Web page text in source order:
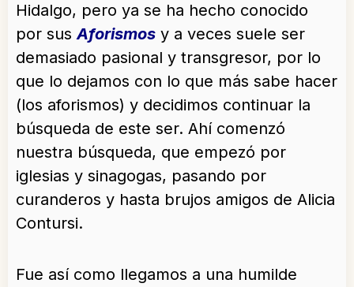
Hidalgo, pero ya se ha hecho conocido
por susAforismos y a veces suele ser
demasiado pasional y transgresor, por lo
que lo dejamos con lo que más sabe hacer
(los aforismos) y decidimos continuar la
búsqueda de este ser. Ahí comenzó
nuestra búsqueda, que empezó por
iglesias y sinagogas, pasando por
curanderos y hasta brujos amigos de Alicia
Contursi.
Fue así como llegamos a una humilde